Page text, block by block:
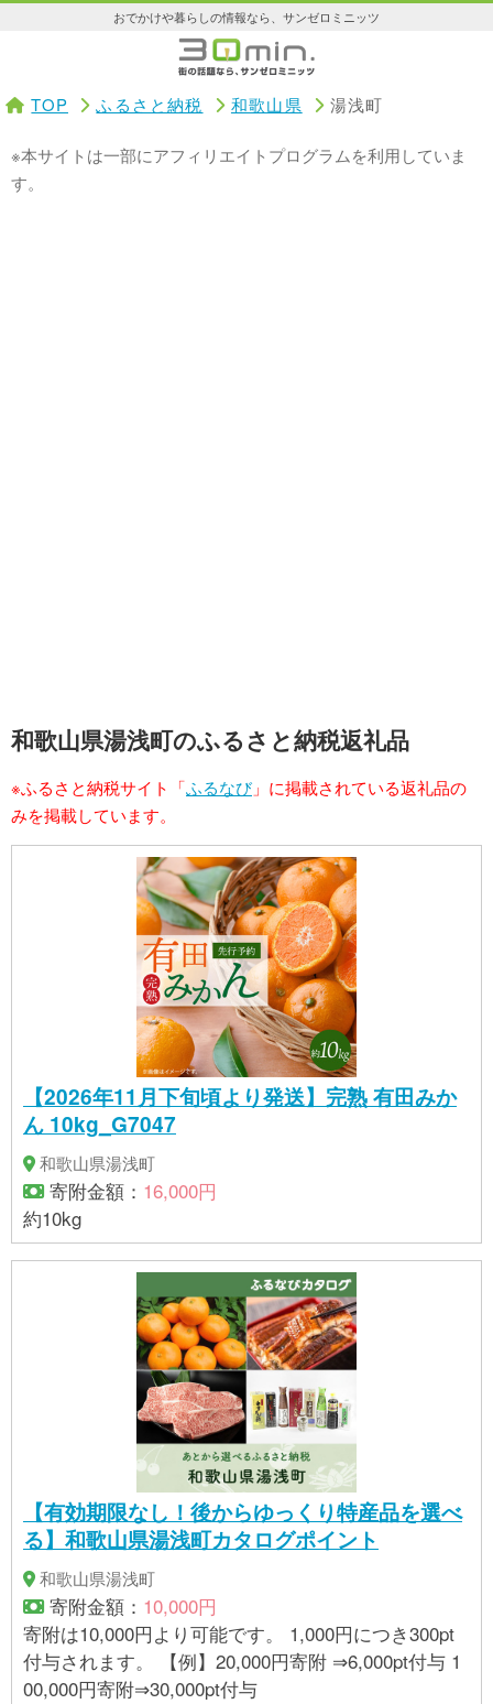
おでかけや暮らしの情報なら、サンゼロミニッツ
TOP ふるさと納税 和歌山県 湯浅町
※本サイトは一部にアフィリエイトプログラムを利用していま
す。
和歌山県湯浅町のふるさと納税返礼品
※ふるさと納税サイト「ふるなび」に掲載されている返礼品の
みを掲載しています。
【2026年11月下旬頃より発送】完熟 有田みか
ん 10kg_G7047
和歌山県湯浅町
寄附金額： 16,000円
約10kg
【有効期限なし！後からゆっくり特産品を選べ
る】和歌山県湯浅町カタログポイント
和歌山県湯浅町
寄附金額： 10,000円
寄附は10,000円より可能です。 1,000円につき300pt
付与されます。 【例】20,000円寄附 ⇒6,000pt付与 1
00,000円寄附⇒30,000pt付与